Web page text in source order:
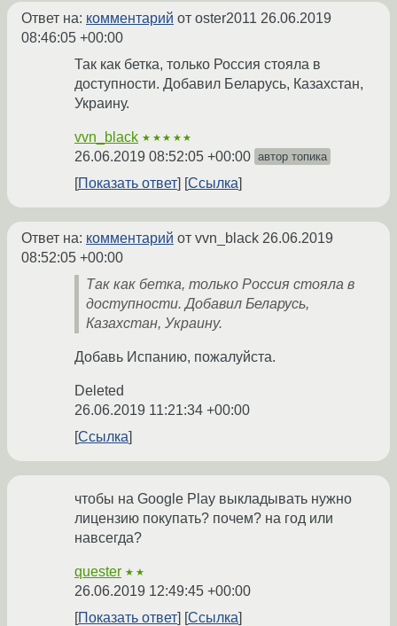
Ответ на: комментарий от oster2011 26.06.2019
08:46:05 +00:00
Так как бетка, только Россия стояла в
доступности. Добавил Беларусь, Казахстан,
Украину.
vvn_black ★★★★★
26.06.2019 08:52:05 +00:00 автор топика
Показать ответ Ссылка
Ответ на: комментарий от vvn_black 26.06.2019
08:52:05 +00:00
Так как бетка, только Россия стояла в
доступности. Добавил Беларусь,
Казахстан, Украину.
Добавь Испанию, пожалуйста.
Deleted
26.06.2019 11:21:34 +00:00
Ссылка
чтобы на Google Play выкладывать нужно
лицензию покупать? почем? на год или
навсегда?
quester ★★
26.06.2019 12:49:45 +00:00
Показать ответ
Ссылка